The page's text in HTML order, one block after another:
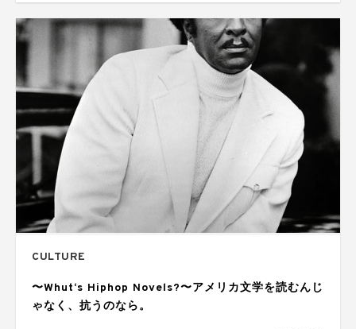
CULTURE
〜Whut‘s Hiphop Novels?〜アメリカ文学を読むんじ
ゃなく、抗うのなら。